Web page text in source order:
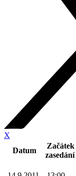
X
Datum
Začátek
zasedání